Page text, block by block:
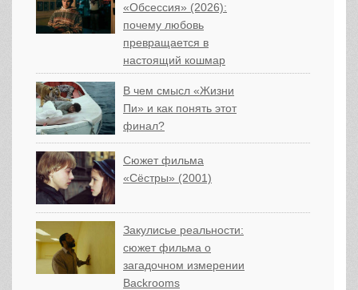
«Обсессия» (2026):
почему любовь
превращается в
настоящий кошмар
В чем смысл «Жизни
Пи» и как понять этот
финал?
Сюжет фильма
«Сёстры» (2001)
Закулисье реальности:
сюжет фильма о
загадочном измерении
Backrooms